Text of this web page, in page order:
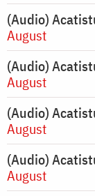
(Audio)
August
(Audio)
August
(Audio)
August
(Audio)
August